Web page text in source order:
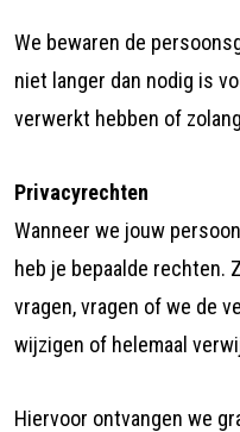
We bewaren de
niet langer dan nodig is
verwerkt hebben of
Privacyrechten
Wanneer we jouw
heb je bepaalde rechten.
vragen, vragen of we de
wijzigen of helemaal
Hiervoor ontvangen we